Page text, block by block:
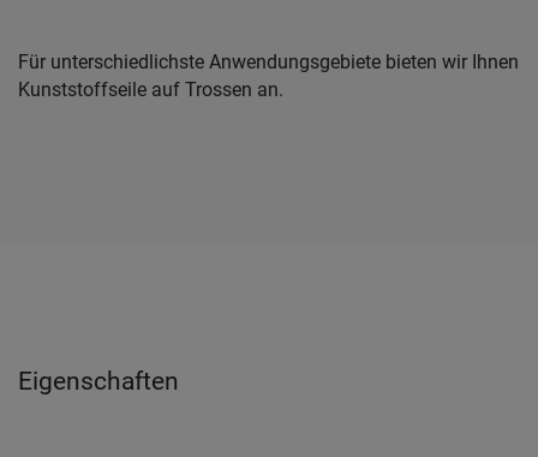
Für unterschiedlichste Anwendungsgebiete bieten wir Ihnen
Kunststoffseile auf Trossen an.
Eigenschaften